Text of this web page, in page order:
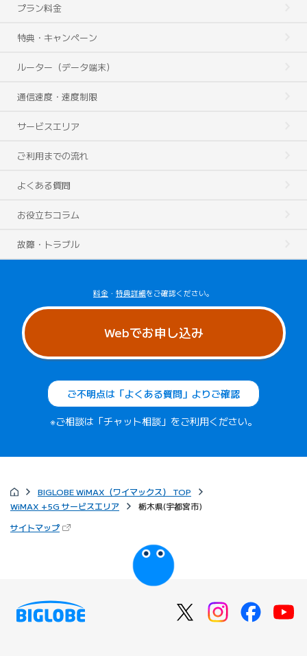
プラン料金
特典・キャンペーン
ルーター（データ端末）
通信速度・速度制限
サービスエリア
ご利用までの流れ
よくある質問
お役立ちコラム
故障・トラブル
料金 ・ 特典詳細をご確認ください。
Webでお申し込み
ご不明点は「よくある質問」よりご確認
※ご相談は「チャット相談」をご利用ください。
BIGLOBE WiMAX（ワイマックス） TOP
WiMAX +5G サービスエリア
栃木県(宇都宮市)
サイトマップ（新しいタブで開きます）